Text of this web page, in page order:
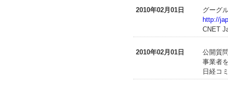
2010年02月01日
グーグ
http://
CNET
2010年02月01日
公開質
事業者
日経コ